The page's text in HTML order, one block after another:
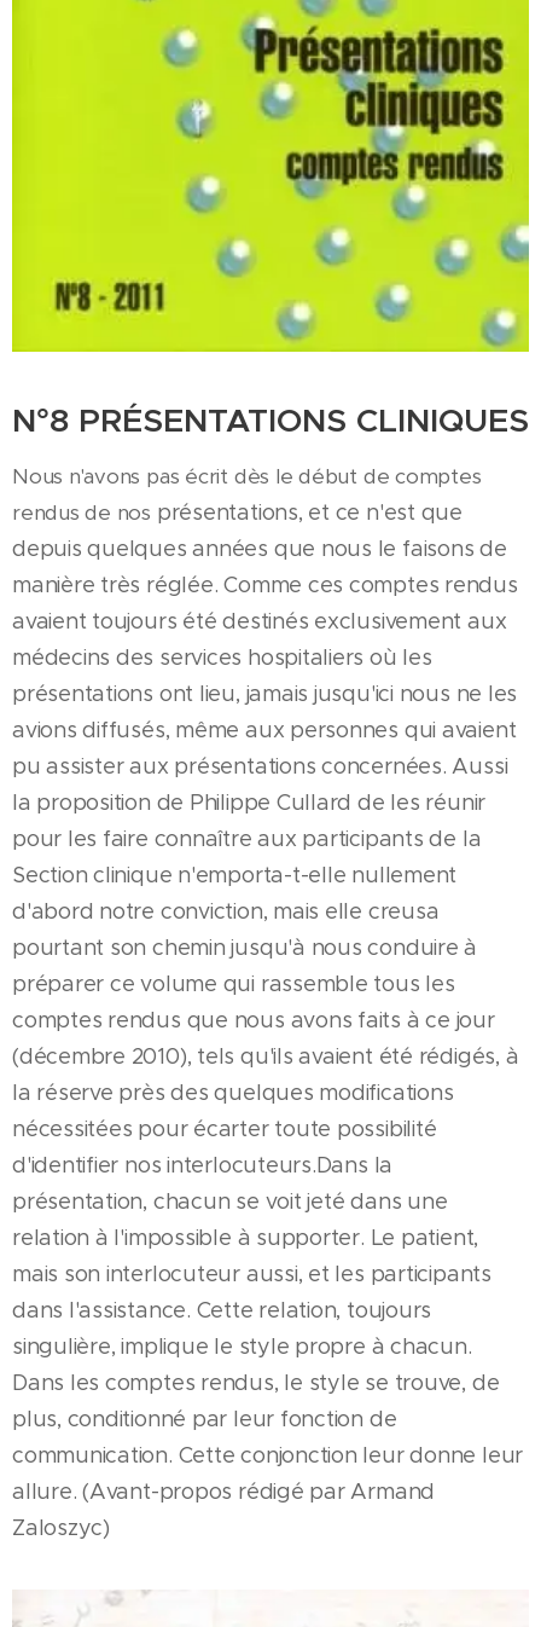
N°8 PRÉSENTATIONS CLINIQUES
Nous n'avons pas écrit dès le début de comptes
rendus de nos présentations, et ce n'est que
depuis quelques années que nous le faisons de
manière très réglée. Comme ces comptes rendus
avaient toujours été destinés exclusivement aux
médecins des services hospitaliers où les
présentations ont lieu, jamais jusqu'ici nous ne les
avions diffusés, même aux personnes qui avaient
pu assister aux présentations concernées. Aussi
la proposition de Philippe Cullard de les réunir
pour les faire connaître aux participants de la
Section clinique n'emporta-t-elle nullement
d'abord notre conviction, mais elle creusa
pourtant son chemin jusqu'à nous conduire à
préparer ce volume qui rassemble tous les
comptes rendus que nous avons faits à ce jour
(décembre 2010), tels qu'ils avaient été rédigés, à
la réserve près des quelques modifications
nécessitées pour écarter toute possibilité
d'identifier nos interlocuteurs.Dans la
présentation, chacun se voit jeté dans une
relation à l'impossible à supporter. Le patient,
mais son interlocuteur aussi, et les participants
dans l'assistance. Cette relation, toujours
singulière, implique le style propre à chacun.
Dans les comptes rendus, le style se trouve, de
plus, conditionné par leur fonction de
communication. Cette conjonction leur donne leur
allure. (Avant-propos rédigé par Armand
Zaloszyc)